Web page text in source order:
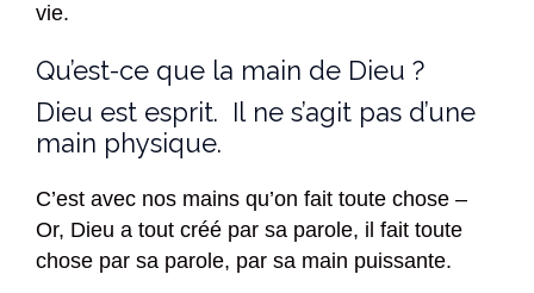
vie.
Qu’est-ce que la main de Dieu ?
Dieu est esprit. Il ne s’agit pas d’une
main physique.
C’est avec nos mains qu’on fait toute chose –
Or, Dieu a tout créé par sa parole, il fait toute
chose par sa parole, par sa main puissante.